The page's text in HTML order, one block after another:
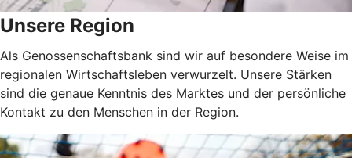
Unsere Region
Als Genossenschaftsbank sind wir auf besondere Weise im
regionalen Wirtschaftsleben verwurzelt. Unsere Stärken
sind die genaue Kenntnis des Marktes und der persönliche
Kontakt zu den Menschen in der Region.